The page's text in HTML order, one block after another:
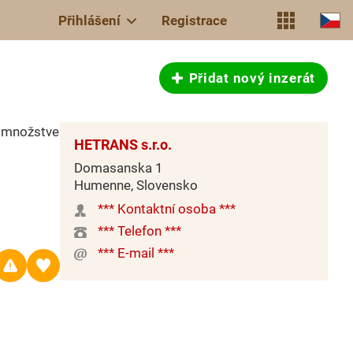
Přihlášení Registrace
Přidat nový inzerát
HETRANS s.r.o.
Domasanska 1
Humenne, Slovensko
*** Kontaktní osoba ***
*** Telefon ***
*** E-mail ***